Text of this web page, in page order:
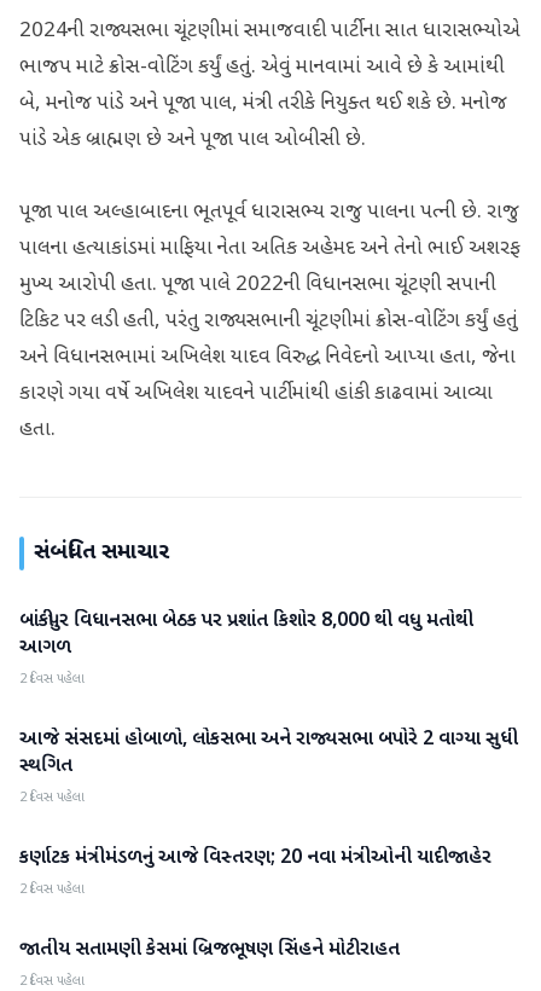
2024ની રાજ્યસભા ચૂંટણીમાં સમાજવાદી પાર્ટીના સાત ધારાસભ્યોએ
ભાજપ માટે ક્રોસ-વોટિંગ કર્યું હતું. એવું માનવામાં આવે છે કે આમાંથી
બે, મનોજ પાંડે અને પૂજા પાલ, મંત્રી તરીકે નિયુક્ત થઈ શકે છે. મનોજ
પાંડે એક બ્રાહ્મણ છે અને પૂજા પાલ ઓબીસી છે.
પૂજા પાલ અલ્હાબાદના ભૂતપૂર્વ ધારાસભ્ય રાજુ પાલના પત્ની છે. રાજુ
પાલના હત્યાકાંડમાં માફિયા નેતા અતિક અહેમદ અને તેનો ભાઈ અશરફ
મુખ્ય આરોપી હતા. પૂજા પાલે 2022ની વિધાનસભા ચૂંટણી સપાની
ટિકિટ પર લડી હતી, પરંતુ રાજ્યસભાની ચૂંટણીમાં ક્રોસ-વોટિંગ કર્યું હતું
અને વિધાનસભામાં અખિલેશ યાદવ વિરુદ્ધ નિવેદનો આપ્યા હતા, જેના
કારણે ગયા વર્ષે અખિલેશ યાદવને પાર્ટીમાંથી હાંકી કાઢવામાં આવ્યા
હતા.
સંબંધિત સમાચાર
રાષ્ટ્રીય
બાંકીપુર વિધાનસભા બેઠક પર પ્રશાંત કિશોર 8,000 થી વધુ મતોથી
આગળ
2 દિવસ પહેલા
રાષ્ટ્રીય
આજે સંસદમાં હોબાળો, લોકસભા અને રાજ્યસભા બપોરે 2 વાગ્યા સુધી
સ્થગિત
2 દિવસ પહેલા
રાષ્ટ્રીય
કર્ણાટક મંત્રીમંડળનું આજે વિસ્તરણ; 20 નવા મંત્રીઓની યાદી જાહેર
2 દિવસ પહેલા
રાષ્ટ્રીય
જાતીય સતામણી કેસમાં બ્રિજભૂષણ સિંહને મોટી રાહત
2 દિવસ પહેલા